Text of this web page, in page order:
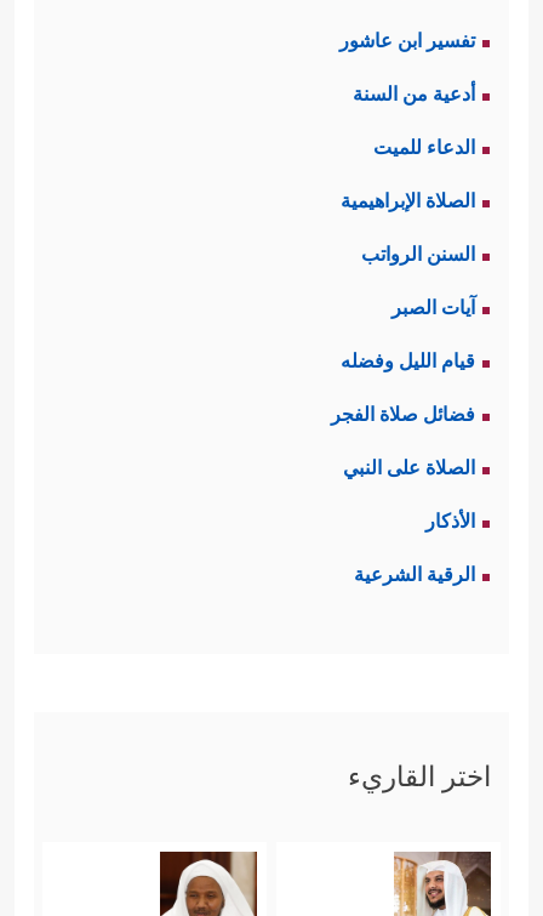
تفسير ابن عاشور
أدعية من السنة
الدعاء للميت
الصلاة الإبراهيمية
السنن الرواتب
آيات الصبر
قيام الليل وفضله
فضائل صلاة الفجر
الصلاة على النبي
الأذكار
الرقية الشرعية
اختر القاريء